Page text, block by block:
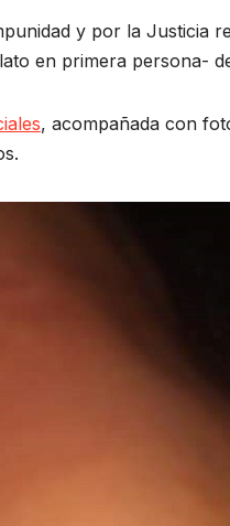
y por la Justicia
en primera persona-
, acompañada con